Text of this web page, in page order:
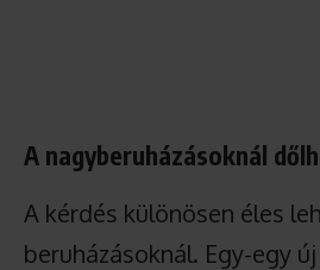
A nagyberuházásoknál
A kérdés különösen éles
beruházásoknál. Egy-egy